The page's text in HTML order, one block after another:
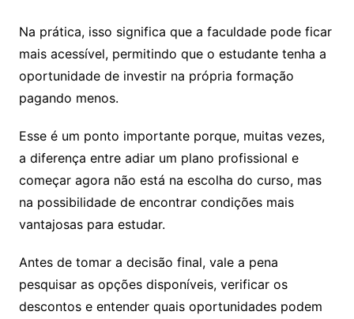
Na prática, isso significa que a faculdade pode ficar
mais acessível, permitindo que o estudante tenha a
oportunidade de investir na própria formação
pagando menos.
Esse é um ponto importante porque, muitas vezes,
a diferença entre adiar um plano profissional e
começar agora não está na escolha do curso, mas
na possibilidade de encontrar condições mais
vantajosas para estudar.
Antes de tomar a decisão final, vale a pena
pesquisar as opções disponíveis, verificar os
descontos e entender quais oportunidades podem